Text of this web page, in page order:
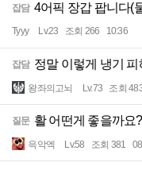
잡담 4어픽 장갑 팝니다(
Tyyy Lv.23 조회 266 10:36
잡담 정말 이렇게 냉기
왕좌의고뇌 Lv.73 조회
질문 활 어떤게 좋을까요?
윽악엑 Lv.58 조회 381